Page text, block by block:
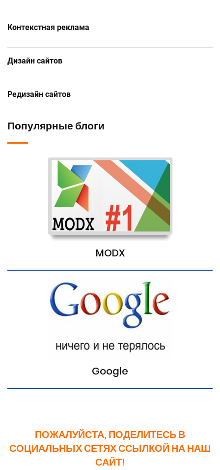
Контекстная реклама
Дизайн сайтов
Редизайн сайтов
Популярные блоги
MODX
Google
ПОЖАЛУЙСТА, ПОДЕЛИТЕСЬ В
СОЦИАЛЬНЫХ СЕТЯХ ССЫЛКОЙ НА НАШ
САЙТ!